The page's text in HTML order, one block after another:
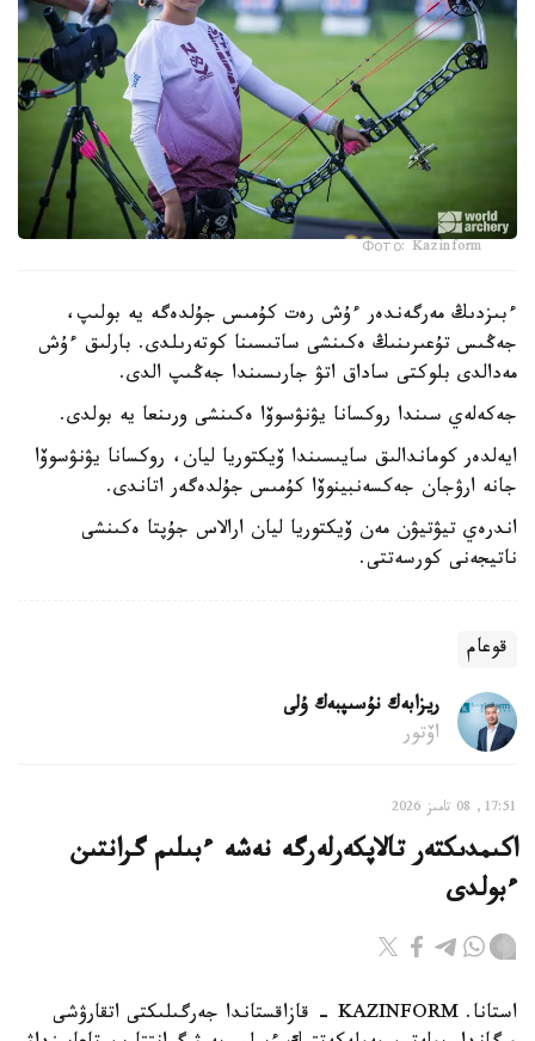
Фото: Kazinform
ءبىزدىڭ مەرگەندەر ءۇش رەت كۇمىس جۇلدەگە يە بولىپ،
جەڭىس تۇعىرىنىڭ ەكىنشى ساتىسىنا كوتەرىلدى. بارلىق ءۇش
مەدالدى بلوكتى ساداق اتۋ جارىسىندا جەڭىپ الدى.
جەكەلەي سىندا روكسانا يۋنۋسوۆا ەكىنشى ورىنعا يە بولدى.
ايەلدەر كوماندالىق سايىسىندا ۆيكتوريا ليان، روكسانا يۋنۋسوۆا
جانە ارۋجان جەكسەنبينوۆا كۇمىس جۇلدەگەر اتاندى.
اندرەي تيۋتيۋن مەن ۆيكتوريا ليان ارالاس جۇپتا ەكىنشى
ناتيجەنى كورسەتتى.
قوعام
ريزابەك نۇسىپبەك ۇلى
اۆتور
17:51, 08 تامىز 2026
اكىمدىكتەر تالاپكەرلەرگە نەشە ءبىلىم گرانتىن
ءبولدى
استانا. KAZINFORM - قازاقستاندا جەرگىلىكتى اتقارۋشى